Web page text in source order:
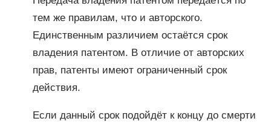
тем же правилам, что и авторского.
Единственным различием остаётся срок
владения патентом. В отличие от авторских
прав, патенты имеют ограниченный срок
действия.
Если данный срок подойдёт к концу до смерти